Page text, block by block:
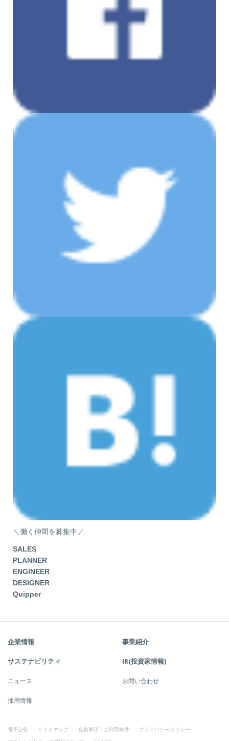
＼働く仲間を募集中／
SALES
PLANNER
ENGINEER
DESIGNER
Quipper
企業情報 事業紹介
サステナビリティ IR(投資家情報)
ニュース お問い合わせ
採用情報
電子公告 サイトマップ 免責事項・ご利用条件
プライバシーポリシー